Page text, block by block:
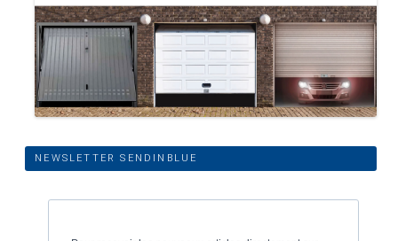
NEWSLETTER SENDINBLUE